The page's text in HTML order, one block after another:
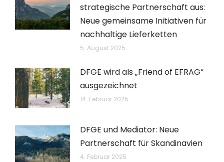
strategische Partnerschaft aus:
Neue gemeinsame Initiativen für
nachhaltige Lieferketten
5. August 2025
DFGE wird als „Friend of EFRAG“
ausgezeichnet
14. Februar 2025
DFGE und Mediator: Neue
Partnerschaft für Skandinavien
4. Februar 2025